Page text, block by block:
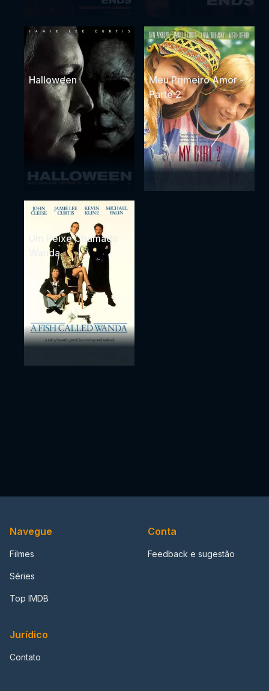
Halloween
Meu Primeiro Amor -
Parte 2
Um Peixe Chamado
Wanda
Navegue
Filmes
Séries
Top IMDB
Conta
Feedback e sugestão
Jurídico
Contato